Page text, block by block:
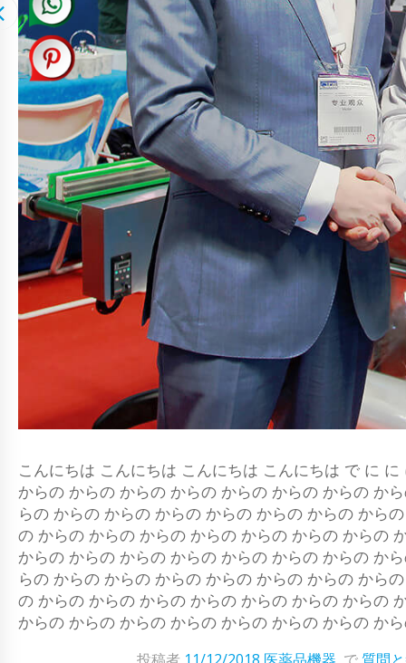
こんにちは こんにちは こんにちは こんにちは で に
からの からの からの からの からの からの からの か
らの からの からの からの からの からの からの から
の からの からの からの からの からの からの からの
からの からの からの からの からの からの からの か
らの からの からの からの からの からの からの から
の からの からの からの からの からの からの からの
からの からの からの からの からの からの からの か